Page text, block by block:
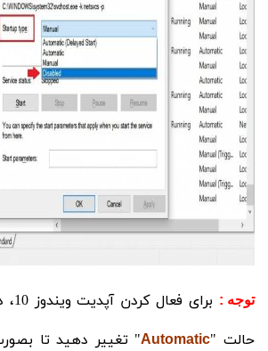
توجه :
حالت "Automatic" تغییر دهید تا